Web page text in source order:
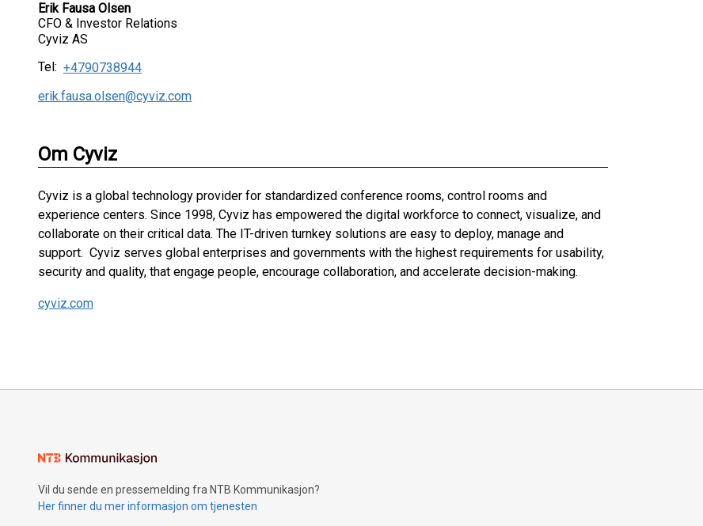
Erik Fausa Olsen
CFO & Investor Relations
Cyviz AS
Tel: +4790738944
erik.fausa.olsen@cyviz.com
Om Cyviz
Cyviz is a global technology provider for standardized conference rooms, control rooms and
experience centers. Since 1998, Cyviz has empowered the digital workforce to connect, visualize, and
collaborate on their critical data. The IT-driven turnkey solutions are easy to deploy, manage and
support. Cyviz serves global enterprises and governments with the highest requirements for usability,
security and quality, that engage people, encourage collaboration, and accelerate decision-making.
cyviz.com
Vil du sende en pressemelding fra NTB Kommunikasjon?
Her finner du mer informasjon om tjenesten